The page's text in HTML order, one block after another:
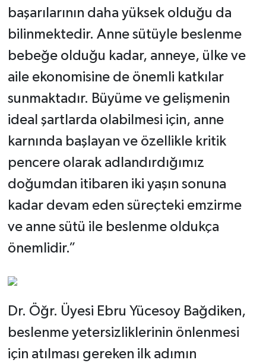
başarılarının daha yüksek olduğu da
bilinmektedir. Anne sütüyle beslenme
bebeğe olduğu kadar, anneye, ülke ve
aile ekonomisine de önemli katkılar
sunmaktadır. Büyüme ve gelişmenin
ideal şartlarda olabilmesi için, anne
karnında başlayan ve özellikle kritik
pencere olarak adlandırdığımız
doğumdan itibaren iki yaşın sonuna
kadar devam eden süreçteki emzirme
ve anne sütü ile beslenme oldukça
önemlidir.”
Dr. Öğr. Üyesi Ebru Yücesoy Bağdiken,
beslenme yetersizliklerinin önlenmesi
için atılması gereken ilk adımın